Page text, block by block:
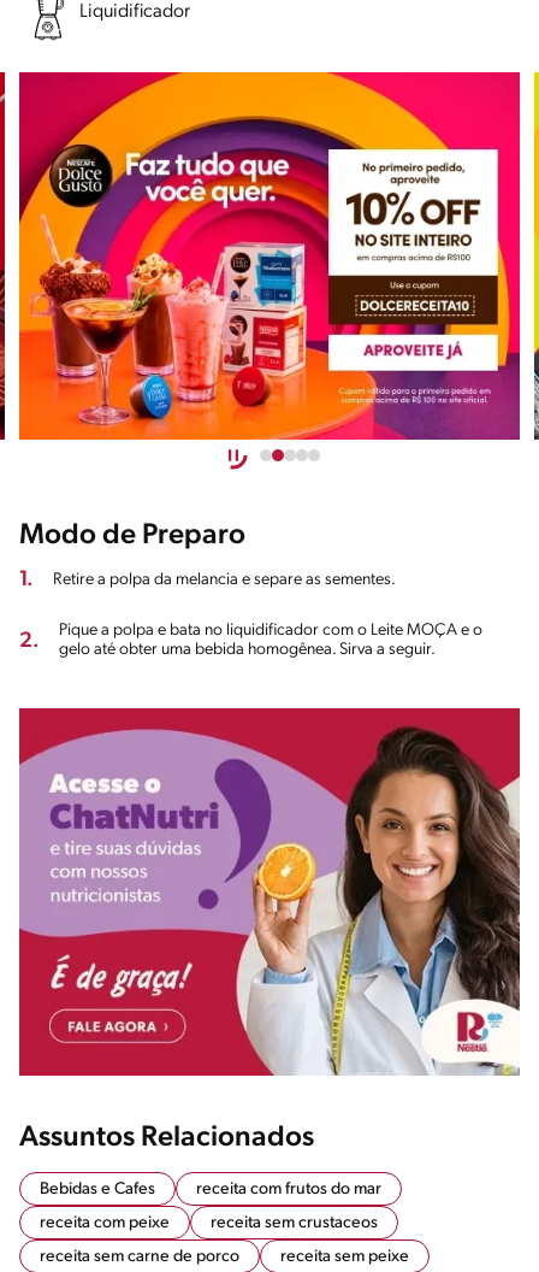
Liquidificador
Modo de Preparo
1. Retire a polpa da melancia e separe as sementes.
2.
Pique a polpa e bata no liquidificador com o Leite MOÇA e o
gelo até obter uma bebida homogênea. Sirva a seguir.
Assuntos Relacionados
Bebidas e Cafes
receita com frutos do mar
receita com peixe
receita sem crustaceos
receita sem carne de porco
receita sem peixe